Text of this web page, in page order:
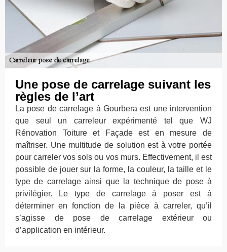
Une pose de carrelage suivant les
règles de l’art
La pose de carrelage à Gourbera est une intervention
que seul un carreleur expérimenté tel que WJ
Rénovation Toiture et Façade est en mesure de
maîtriser. Une multitude de solution est à votre portée
pour carreler vos sols ou vos murs. Effectivement, il est
possible de jouer sur la forme, la couleur, la taille et le
type de carrelage ainsi que la technique de pose à
privilégier. Le type de carrelage à poser est à
déterminer en fonction de la pièce à carreler, qu’il
s’agisse de pose de carrelage extérieur ou
d’application en intérieur.